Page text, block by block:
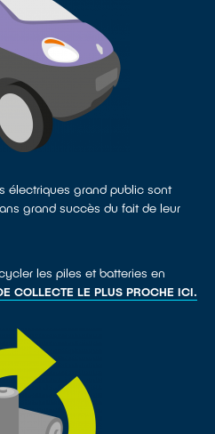
électriques grand public sont
grand succès du fait de leur
les piles et batteries en
COLLECTE LE PLUS PROCHE ICI.